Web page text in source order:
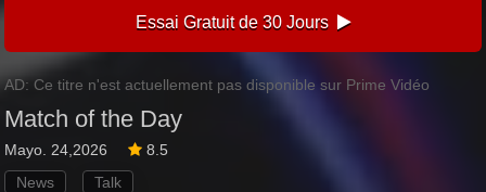
Essai Gratuit de 30 Jours
AD: Ce titre n'est actuellement pas disponible sur Prime Vidéo
Match of the Day
Mayo. 24,2026
8.5
News
Talk